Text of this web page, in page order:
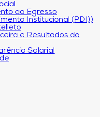
ao Egresso
Institucional (PDI))
e Resultados do
Salarial